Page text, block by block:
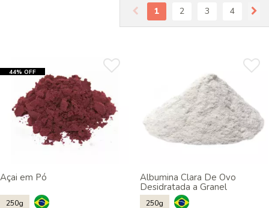
1 2 3 4
44% OFF
Açai em Pó
250g
Albumina Clara De Ovo
Desidratada a Granel
250g